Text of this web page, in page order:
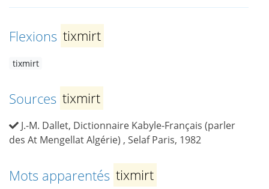
Flexions tixmirt
tixmirt
Sources tixmirt
J.-M. Dallet, Dictionnaire Kabyle-Français (parler
des At Mengellat Algérie) , Selaf Paris, 1982
Mots apparentés tixmirt